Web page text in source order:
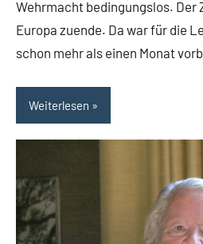
ging
Leopoldshöhe
Thema
Themen
Wehrmacht bedingungslos. Der
Europa zuende. Da war für die
schon mehr als einen Monat
Weiterlesen